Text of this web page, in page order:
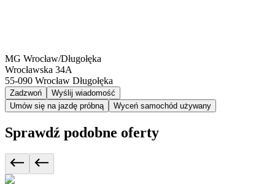
MG Wrocław/Długołęka
Wrocławska 34A
55-090 Wrocław Długołęka
Zadzwoń
Wyślij wiadomość
Umów się na jazdę próbną
Wyceń samochód używany
Sprawdź podobne oferty